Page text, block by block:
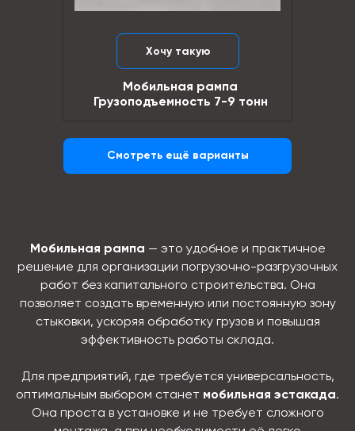
Хочу такую
Мобильная рампа
Грузоподъемность 7-9 тонн
Смотреть ещё варианты
Мобильная рампа — это удобное и практичное
решение для организации погрузочно-разгрузочных
работ без капитального строительства. Она
позволяет создать временную или постоянную зону
стыковки, ускоряя обработку грузов и повышая
эффективность работы склада.
Для предприятий, где требуется универсальность,
оптимальным выбором станет мобильная эстакада.
Она проста в установке и не требует сложного